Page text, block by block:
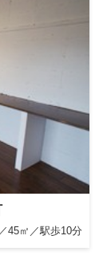
45㎡／駅歩10分